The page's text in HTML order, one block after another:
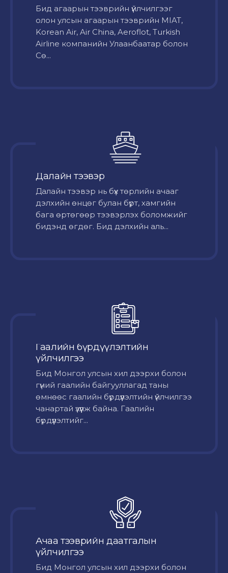
Бид агаарын тээврийн үйлчилгээг
олон улсын агаарын тээврийн MIAT,
Korean Air, Air China, Aeroflot, Turkish
Airline компанийн Улаанбаатар болон
Сө...
Далайн тээвэр
Далайн тээвэр нь бүх төрлийн ачааг
дэлхийн өнцөг булан бүрт, хамгийн
бага өртөгөөр тээвэрлэх боломжийг
бидэнд өгдөг. Бид дэлхийн аль...
Гаалийн бүрдүүлэлтийн
үйлчилгээ
Бид Монгол улсын хил дээрхи болон
гүний гаалийн байгууллагад таны
өмнөөс гаалийн бүрдүүлэлтийн үйлчилгээ
чанартай үзүүлж байна. Гаалийн
бүрдүүлэлтийг...
Ачаа тээврийн даатгалын
үйлчилгээ
Бид Монгол улсын хил дээрхи болон